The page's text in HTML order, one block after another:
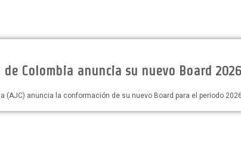
de Colombia anuncia su nuevo Board
(AJC) anuncia la conformación de su nuevo Board para el periodo